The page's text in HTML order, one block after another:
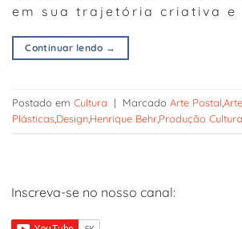
em sua trajetória criativa e
Continuar lendo →
Postado em Cultura | Marcado Arte Postal
PlásticasDesignHenrique BehrProdução
Inscreva-se no nosso canal: